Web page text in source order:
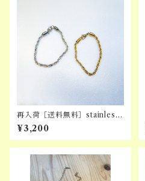
再入荷［送料無料］stainless
rope bracelet
¥3,200